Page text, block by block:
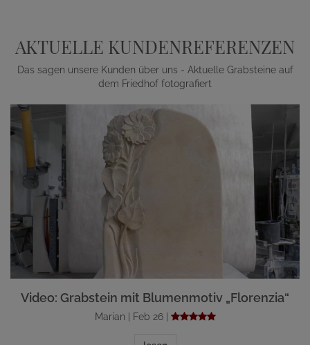
AKTUELLE KUNDENREFERENZEN
Das sagen unsere Kunden über uns - Aktuelle Grabsteine auf
dem Friedhof fotografiert
Video: Grabstein mit Blumenmotiv „Florenzia“
Marian | Feb 26 |